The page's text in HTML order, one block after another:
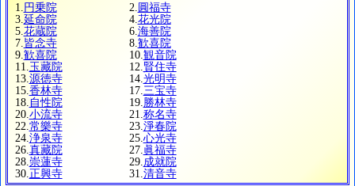
1. 円乗院 2. 圓福寺
3. 延命院 4. 花光院
5. 花蔵院 6. 海善院
7. 皆念寺 8. 歓喜院
9. 歓喜院 10. 観音院
11. 玉藏院 12. 賢住寺
13. 源徳寺 14. 光明寺
15. 香林寺 17. 三宝寺
18. 自性院 19. 勝林寺
20. 小流寺 21. 称名寺
22. 常樂寺 23. 淨春院
24. 浄泉寺 25. 心光寺
26. 真藏院 27. 眞福寺
28. 崇蓮寺 29. 成就院
30. 正興寺 31. 清音寺